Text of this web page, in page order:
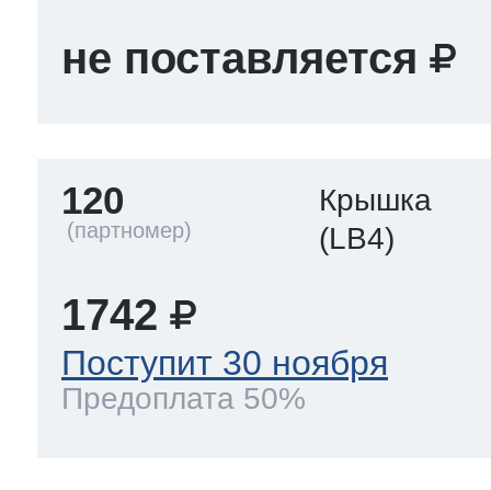
не поставляется
120
Крышка
(LB4)
1742
Поступит 30 ноября
Предоплата 50%